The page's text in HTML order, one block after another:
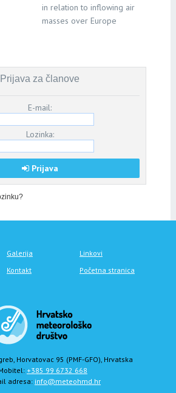
in relation to inflowing air
masses over Europe
Prijava za članove
E-mail:
Lozinka:
Prijava
Galerija
Linkovi
Kontakt
Početna stranica
Horvatovac 95 (PMF-GFO), Hrvatska
+385 99 6732 668
adresa: info@meteohmd.hr